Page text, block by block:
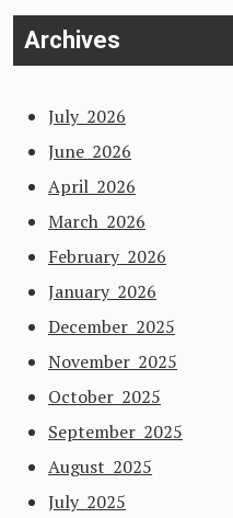
Archives
July 2026
June 2026
April 2026
March 2026
February 2026
January 2026
December 2025
November 2025
October 2025
September 2025
August 2025
July 2025